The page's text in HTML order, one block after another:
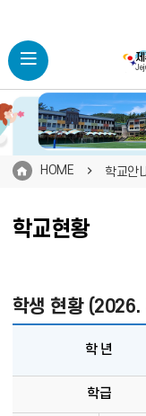
HOME 학교안
학교현황
학생 현황 (2026.
학 년
학급